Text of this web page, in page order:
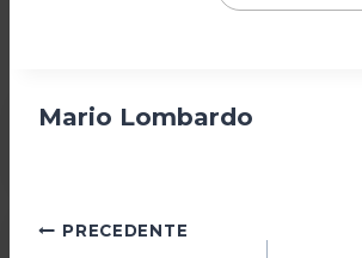
Mario Lombardo
Navigazione
PRECEDENTE